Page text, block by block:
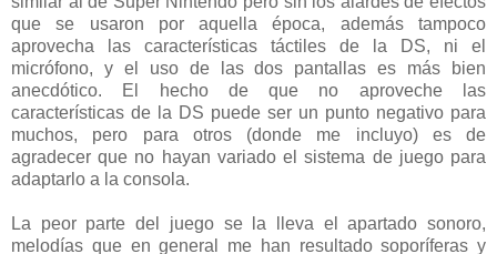
que se usaron por aquella época, además tampoco
aprovecha las características táctiles de la DS, ni el
micrófono, y el uso de las dos pantallas es más bien
anecdótico. El hecho de que no aproveche las
características de la DS puede ser un punto negativo para
muchos, pero para otros (donde me incluyo) es de
agradecer que no hayan variado el sistema de juego para
adaptarlo a la consola.
La peor parte del juego se la lleva el apartado sonoro,
melodías que en general me han resultado soporíferas y